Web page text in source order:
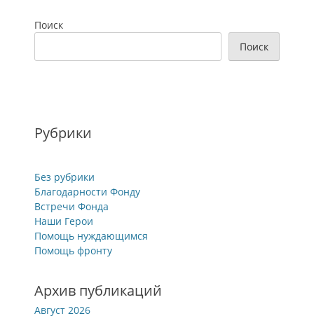
Поиск
Поиск
Рубрики
Без рубрики
Благодарности Фонду
Встречи Фонда
Наши Герои
Помощь нуждающимся
Помощь фронту
Архив публикаций
Август 2026